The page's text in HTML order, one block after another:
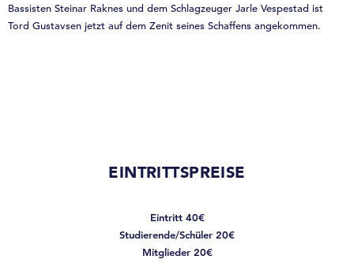
Bassisten Steinar Raknes und dem Schlagzeuger Jarle Vespestad ist
Tord Gustavsen jetzt auf dem Zenit seines Schaffens angekommen.
EINTRITTSPREISE
Eintritt 40€
Studierende/Schüler 20€
Mitglieder 20€